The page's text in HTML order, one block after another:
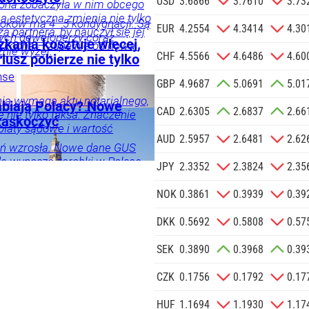
na podany
o.o. w imieniu
zlecenie jej
SIĘ
zobaczyła w nim obcego
estetyczna zmienia nie tylko
partnera, by nauczył się jej
– zupełnie od nowa.
ma 4–5 kondygnacji. Są
deweloperzy coraz
wyżej.kosztuje więcej,
pobierze nie tylko
wymaga aktu notarialnego,
nie tylko taksa. Znaczenie
sądowe i wartość
Polacy? Nowe
wzrosła. Nowe dane GUS
wynoszą zarobki w Polsce.
EUR 4.2554 4.3414
CHF 4.5566 4.6486
GBP 4.9687 5.0691
CAD 2.6305 2.6837
AUD 2.5957 2.6481
JPY 2.3352 2.3824
NOK 0.3861 0.3939
DKK 0.5692 0.5808
SEK 0.3890 0.3968
CZK 0.1756 0.1792
HUF 1.1694 1.1930